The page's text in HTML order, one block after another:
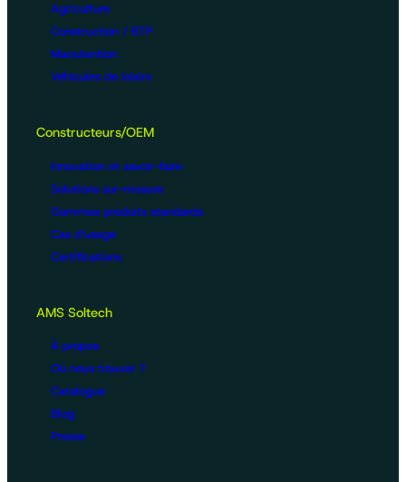
Agriculture
Construction / BTP
Manutention
Véhicules de loisirs
Constructeurs/OEM
Innovation et savoir-faire
Solutions sur-mesure
Gammes produits standards
Cas d’usage
Certifications
AMS Soltech
À propos
Où nous trouver ?
Catalogue
Blog
Presse